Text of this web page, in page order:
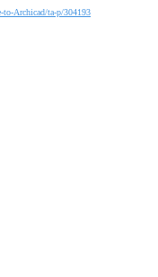
Archicad/ta-p/304193